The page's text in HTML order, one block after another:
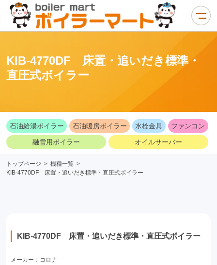
KIB-4770DF 床置・追いだき標準・
直圧式ボイラー
石油給湯ボイラー 石油暖房ボイラー 水栓金具 ファンコン
融雪用ボイラー オイルサーバー
トップページ > 機種一覧 >
KIB-4770DF 床置・追いだき標準・直圧式ボイラー
KIB-4770DF 床置・追いだき標準・直圧式ボイラー
メーカー：コロナ